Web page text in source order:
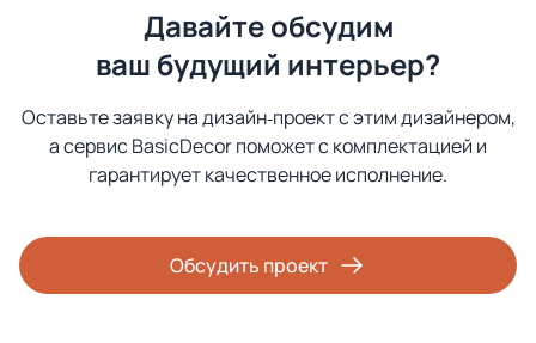
Давайте обсудим
ваш будущий интерьер?
Оставьте заявку на дизайн‑проект с этим дизайнером,
а сервис BasicDecor поможет с комплектацией и
гарантирует качественное исполнение.
Обсудить проект